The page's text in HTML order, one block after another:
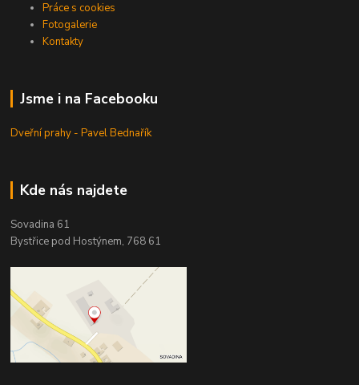
Práce s cookies
Fotogalerie
Kontakty
Jsme i na Facebooku
Dveřní prahy - Pavel Bednařík
Kde nás najdete
Sovadina 61
Bystřice pod Hostýnem, 768 61